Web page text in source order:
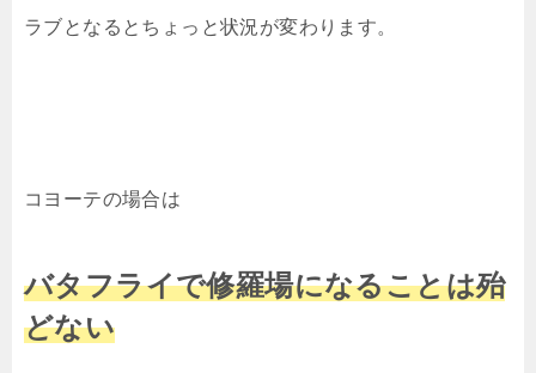
ラブとなるとちょっと状況が変わります。
コヨーテの場合は
バタフライで修羅場になることは殆
どない